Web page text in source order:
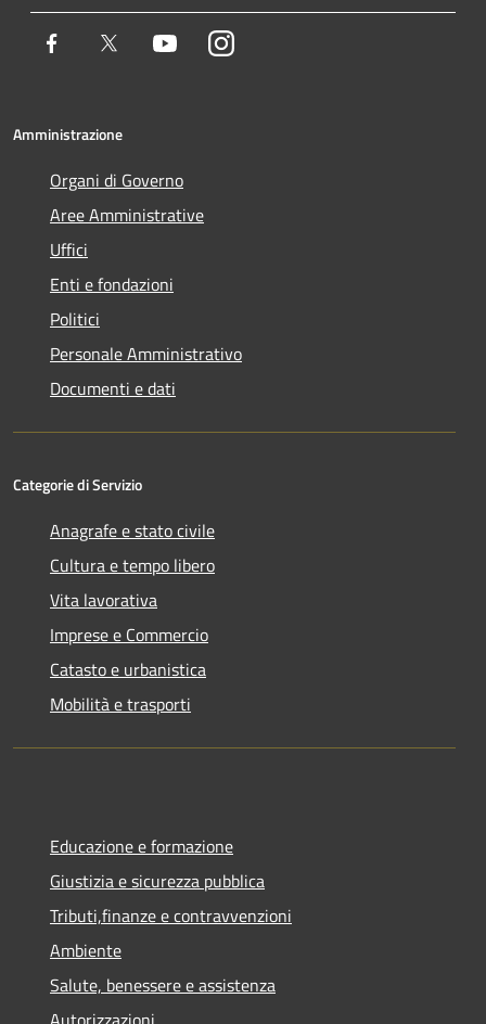
Facebook Twitter YoutubeInstagram
Amministrazione
Organi di Governo
Aree Amministrative
Uffici
Enti e fondazioni
Politici
Personale Amministrativo
Documenti e dati
Categorie di Servizio
Anagrafe e stato civile
Cultura e tempo libero
Vita lavorativa
Imprese e Commercio
Catasto e urbanistica
Mobilità e trasporti
Educazione e formazione
Giustizia e sicurezza pubblica
Tributi,finanze e contravvenzioni
Ambiente
Salute, benessere e assistenza